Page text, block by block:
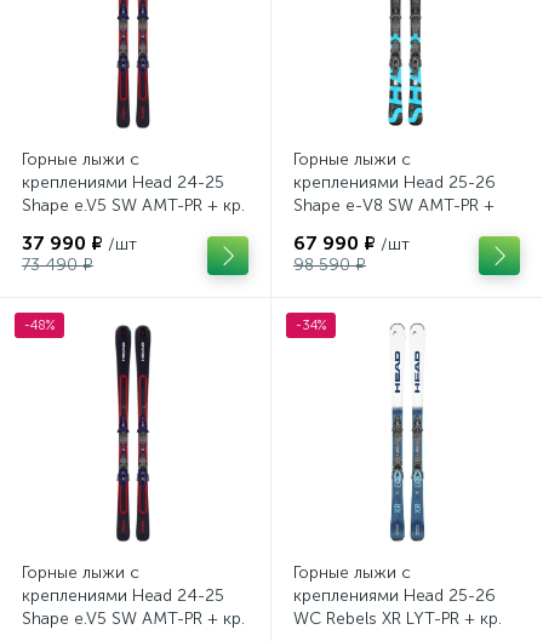
Горные лыжи с
креплениями Head 24-25
Shape e.V5 SW AMT-PR + кр.
37 990 ₽ /шт
73 490 ₽
Горные лыжи с
креплениями Head 25-26
Shape e-V8 SW AMT-PR +
67 990 ₽ /шт
98 590 ₽
-48%
Горные лыжи с
креплениями Head 24-25
Shape e.V5 SW AMT-PR + кр.
-34%
Горные лыжи с
креплениями Head 25-26
WC Rebels XR LYT-PR + кр.